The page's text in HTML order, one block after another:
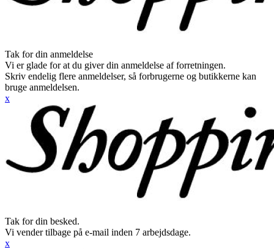
Tak for din anmeldelse
Vi er glade for at du giver din anmeldelse af forretningen.
Skriv endelig flere anmeldelser, så forbrugerne og butikkerne kan
bruge anmeldelsen.
x
Tak for din besked.
Vi vender tilbage på e-mail inden 7 arbejdsdage.
x